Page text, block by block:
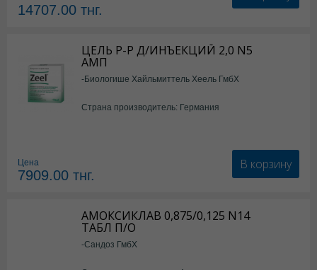
14707.00 тнг.
ЦЕЛЬ Р-Р Д/ИНЪЕКЦИЙ 2,0 N5
АМП
-Биологише Хайльмиттель Хеель ГмбХ
Страна производитель: Германия
Цена
7909.00 тнг.
В корзину
АМОКСИКЛАВ 0,875/0,125 N14
ТАБЛ П/О
-Сандоз ГмбХ